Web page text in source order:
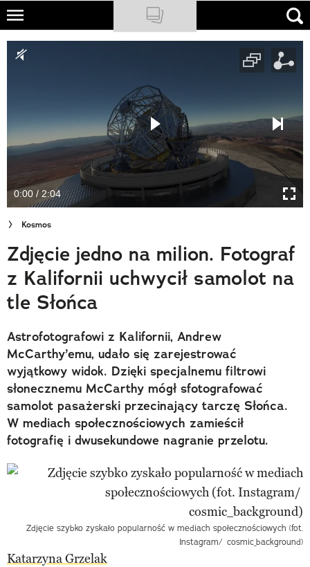
Skip
main
NATIONAL GEOGRAPHIC
Sklep
Cuda Polski
Wielki Konkurs Fotograficzny
Trendbook Podróżniczy
Polecane
0:00 / 2:04
Kosmos
Zdjęcie jedno na milion. Fotograf
z Kalifornii uchwycił samolot na
tle Słońca
Astrofotografowi z Kalifornii, Andrew
McCarthy’emu, udało się zarejestrować
wyjątkowy widok. Dzięki specjalnemu filtrowi
słonecznemu McCarthy mógł sfotografować
samolot pasażerski przecinający tarczę Słońca.
W mediach społecznościowych zamieścił
fotografię i dwusekundowe nagranie przelotu.
Zdjęcie szybko zyskało popularność w mediach społecznościowych (fot.
Instagram/ cosmic_background)
Katarzyna Grzelak